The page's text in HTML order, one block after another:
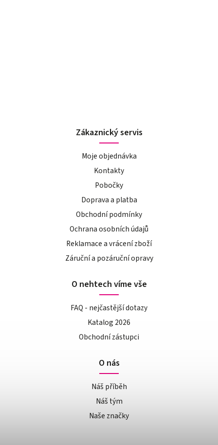
Zákaznický servis
Moje objednávka
Kontakty
Pobočky
Doprava a platba
Obchodní podmínky
Ochrana osobních údajů
Reklamace a vrácení zboží
Záruční a pozáruční opravy
O nehtech víme vše
FAQ - nejčastější dotazy
Katalog 2026
Obchodní zástupci
O nás
Náš příběh
Náš tým
Naše značky